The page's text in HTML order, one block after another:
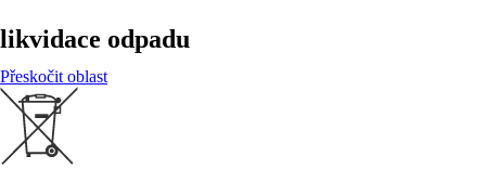
likvidace odpadu
Přeskočit oblast